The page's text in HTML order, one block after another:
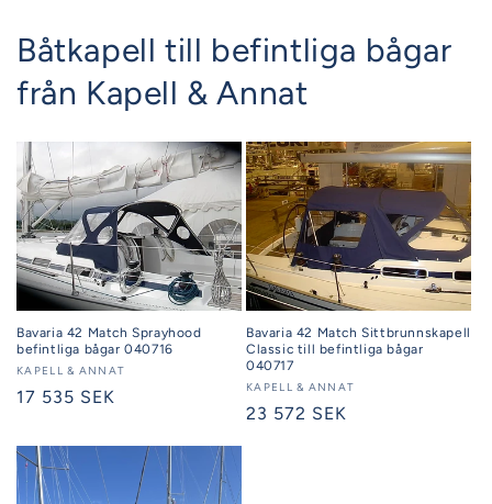
Båtkapell till befintliga bågar
från Kapell & Annat
Bavaria 42 Match Sprayhood
befintliga bågar 040716
Säljare:
KAPELL & ANNAT
Ordinarie
17 535 SEK
Bavaria 42 Match Sittbrunnskapell
Classic till befintliga bågar
040717
Säljare:
KAPELL & ANNAT
Ordinarie
23 572 SEK